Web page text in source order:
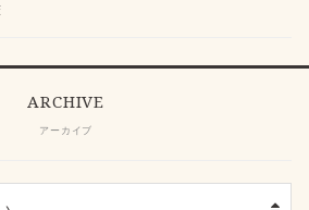
ARCHIVE
アーカイブ